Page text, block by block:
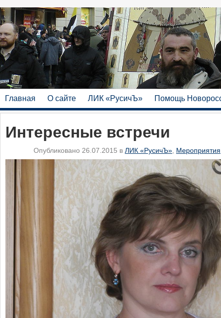
Главная О сайте ЛИК «РусичЪ» Помощь
Интересные встречи
Опубликовано 26.07.2015 в ЛИК «РусичЪ»